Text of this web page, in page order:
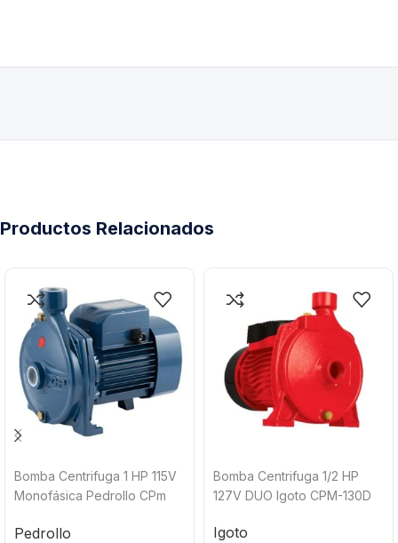
Productos Relacionados
Bomba Centrifuga 1 HP 115V
Monofásica Pedrollo CPm
Pedrollo
Bomba Centrifuga 1/2 HP
127V DUO Igoto CPM-130D
Igoto